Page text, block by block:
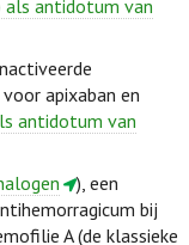
als antidotum van
apixaban en
antidotum van
), een
bij
A (de klassieke